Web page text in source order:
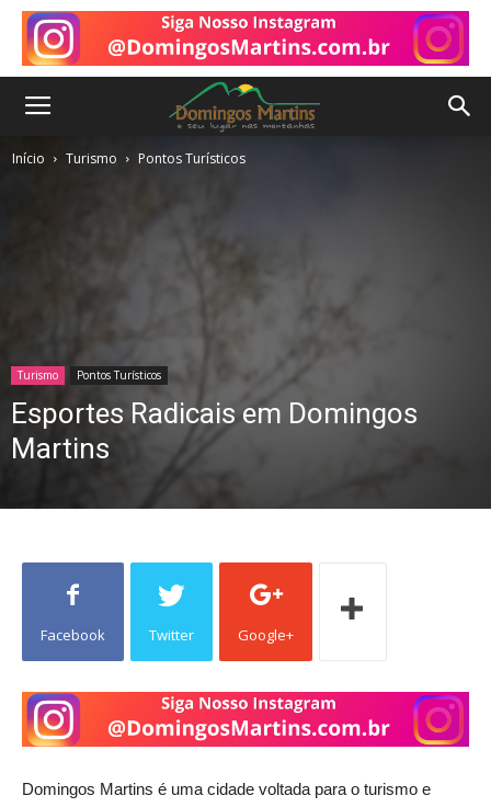
Início Turismo Pontos Turísticos
Turismo Pontos Turísticos
Esportes Radicais em Domingos
Martins
Facebook Twitter Google+
Domingos Martins é uma cidade voltada para o turismo e